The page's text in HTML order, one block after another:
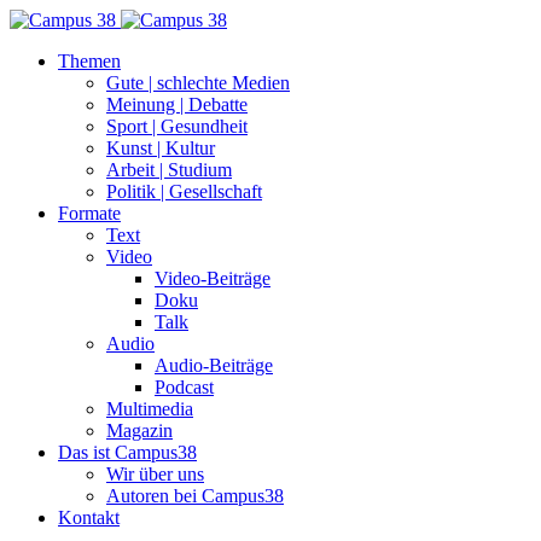
Themen
Gute | schlechte Medien
Meinung | Debatte
Sport | Gesundheit
Kunst | Kultur
Arbeit | Studium
Politik | Gesellschaft
Formate
Text
Video
Video-Beiträge
Doku
Talk
Audio
Audio-Beiträge
Podcast
Multimedia
Magazin
Das ist Campus38
Wir über uns
Autoren bei Campus38
Kontakt